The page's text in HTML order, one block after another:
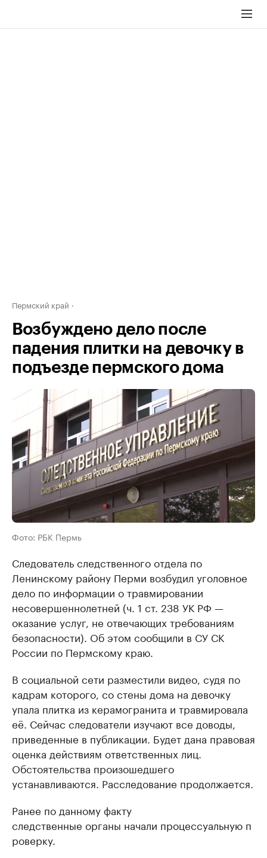
Пермский край
Возбуждено дело после
падения плитки на девочку в
подъезде пермского дома
Фото: РБК Пермь
Следователь следственного отдела по
Ленинскому району Перми возбудил уголовное
дело по информации о травмировании
несовершеннолетней (ч. 1 ст. 238 УК РФ —
оказание услуг, не отвечающих требованиям
безопасности). Об этом сообщили в СУ СК
России по Пермскому краю.
В социальной сети разместили видео, судя по
кадрам которого, со стены дома на девочку
упала плитка из керамогранита и травмировала
её. Сейчас следователи изучают все доводы,
приведенные в публикации. Будет дана правовая
оценка действиям ответственных лиц.
Обстоятельства произошедшего
устанавливаются. Расследование продолжается.
Ранее по данному факту
следственные органы начали процессуальную п
роверку.